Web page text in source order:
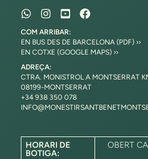
COM ARRIBAR:
EN BUS DES DE BARCELONA (PDF) ››
EN COTXE (GOOGLE MAPS) ››
ADREÇA:
CTRA. MONISTROL A MONTSERRAT
08199-MONTSERRAT
+34 938 350 078
HORARI DE
BOTIGA:
OBERT